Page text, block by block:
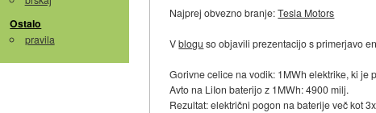
Ostalo
pravila
Najprej obvezno branje:Tesla Motors
Vblogu so objavili prezentacijo s primerjavo
Gorivne celice na vodik: 1MWh elektrike, ki je
Avto na LiIon baterijo z 1MWh: 4900 milj.
Rezultat: električni pogon na baterije več kot